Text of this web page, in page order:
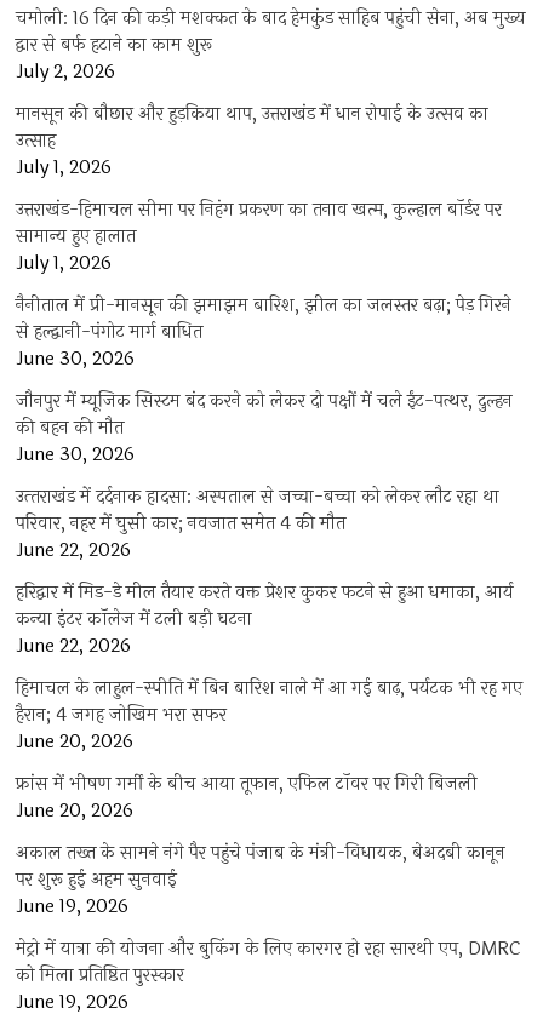
चमोली: 16 दिन की कड़ी मशक्कत के बाद हेमकुंड साहिब पहुंची सेना, अब मुख्य
द्वार से बर्फ हटाने का काम शुरू
July 2, 2026
मानसून की बौछार और हुड़किया थाप, उत्तराखंड में धान रोपाई के उत्सव का
उत्साह
July 1, 2026
उत्तराखंड-हिमाचल सीमा पर निहंग प्रकरण का तनाव खत्म, कुल्हाल बॉर्डर पर
सामान्य हुए हालात
July 1, 2026
नैनीताल में प्री-मानसून की झमाझम बारिश, झील का जलस्तर बढ़ा; पेड़ गिरने
से हल्द्वानी-पंगोट मार्ग बाधित
June 30, 2026
जौनपुर में म्यूजिक सिस्टम बंद करने को लेकर दो पक्षों में चले ईंट-पत्थर, दुल्हन
की बहन की मौत
June 30, 2026
उत्‍तराखंड में दर्दनाक हादसा: अस्पताल से जच्चा-बच्चा को लेकर लौट रहा था
परिवार, नहर में घुसी कार; नवजात समेत 4 की मौत
June 22, 2026
हरिद्वार में मिड-डे मील तैयार करते वक्त प्रेशर कुकर फटने से हुआ धमाका, आर्य
कन्या इंटर कॉलेज में टली बड़ी घटना
June 22, 2026
हिमाचल के लाहुल-स्पीति में बिन बारिश नाले में आ गई बाढ़, पर्यटक भी रह गए
हैरान; 4 जगह जोखिम भरा सफर
June 20, 2026
फ्रांस में भीषण गर्मी के बीच आया तूफान, एफिल टॉवर पर गिरी बिजली
June 20, 2026
अकाल तख्त के सामने नंगे पैर पहुंचे पंजाब के मंत्री-विधायक, बेअदबी कानून
पर शुरू हुई अहम सुनवाई
June 19, 2026
मेट्रो में यात्रा की योजना और बुकिंग के लिए कारगर हो रहा सारथी एप, DMRC
को मिला प्रतिष्ठित पुरस्कार
June 19, 2026